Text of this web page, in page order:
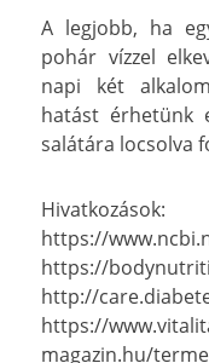
A legjobb, ha
pohár vízzel
napi két
hatást érhetünk
salátára locsolva
Hivatkozások:
https://
https://
http://
https://
magazin.hu/